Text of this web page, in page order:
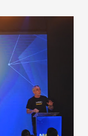
uma
anos, com
Trata-se
um poder de
apontou o
chance de